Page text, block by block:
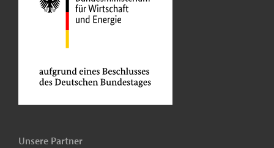
Unsere Partner